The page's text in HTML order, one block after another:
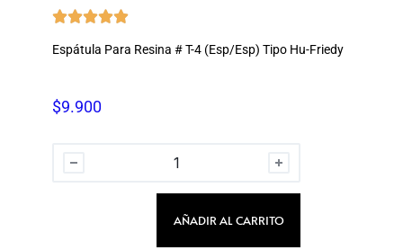

Espátula Para Resina # T-4 (Esp/Esp) Tipo Hu-Friedy
$9.900
AÑADIR AL CARRITO